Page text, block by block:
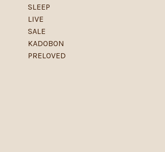
SLEEP
LIVE
SALE
KADOBON
PRELOVED